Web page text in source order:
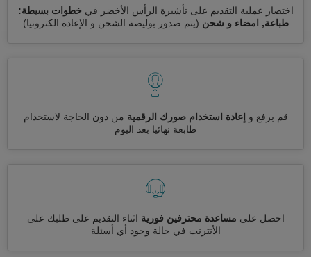
اختصار عملية التقديم على تأشيرة الرأس الأخضر في خطوات بسيطة:
طباعة, امضاء و شحن (يتم صدور بوليصة الشحن و الإعادة الكترونيا)
قم برفع و إعادة استخدام صورك الرقمية من دون الحاجة لاستخدام
طابعة نهائيا بعد اليوم
احصل على مساعدة محترفين فورية اثناء التقديم على طلبك على
الأنترنت في حالة وجود أي أسئلة